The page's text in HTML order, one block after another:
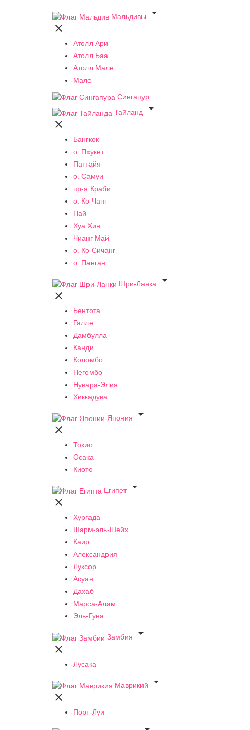
Мальдивы


Атолл Ари
Атолл Баа
Атолл Мале
Мале
Сингапур
Тайланд


Бангкок
о. Пхукет
Паттайя
о. Самуи
пр-я Краби
о. Ко Чанг
Пай
Хуа Хин
Чианг Май
о. Ко Сичанг
о. Панган
Шри-Ланка


Бентота
Галле
Дамбулла
Канди
Коломбо
Негомбо
Нувара-Элия
Хиккадува
Япония


Токио
Осака
Киото
Египет


Хургада
Шарм-эль-Шейх
Каир
Александрия
Луксор
Асуан
Дахаб
Марса-Алам
Эль-Гуна
Замбия


Лусака
Маврикий


Порт-Луи